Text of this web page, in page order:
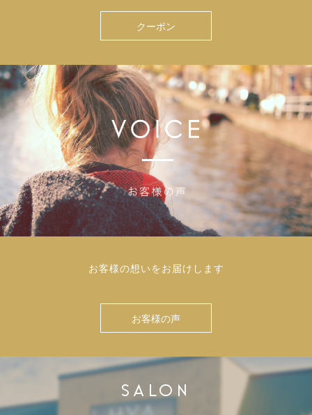
クーポン
お客様の想いをお届けします
お客様の声
SALON